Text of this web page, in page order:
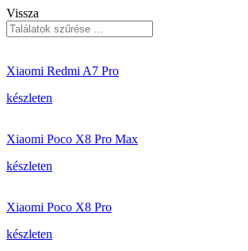
Vissza
Xiaomi Redmi A7 Pro
készleten
Xiaomi Poco X8 Pro Max
készleten
Xiaomi Poco X8 Pro
készleten